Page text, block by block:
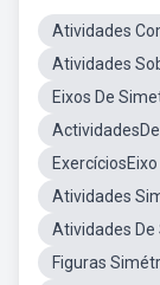
Atividades
Atividades
Eixos De
Atividades
Atividades De
Figuras